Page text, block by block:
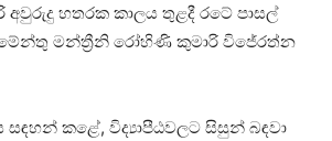
හතරක කාලය තුළදී රටේ පාසල්
මන්ත්‍රීනි රෝහිණි කුමාරි විජේරත්න
කළේ, විද්‍යාපීඨවලට සිසුන් බඳවා